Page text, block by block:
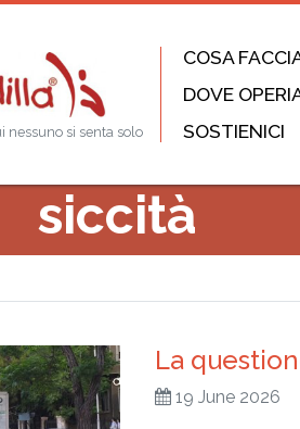
nessuno si senta solo
COSA
DOVE
SOSTIENICI
siccità
La
19 June 2026